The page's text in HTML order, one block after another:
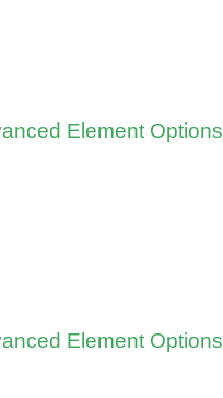
Element Options
Element Options